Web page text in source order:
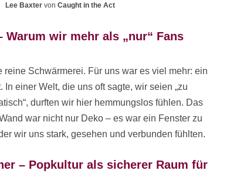
Lee Baxtervon Caught in the Act
Warum wir mehr als „nur“ Fans
reine Schwärmerei. Für uns war es viel mehr: ein
In einer Welt, die uns oft sagte, wir seien „zu
durften wir hier hemmungslos fühlen. Das
war nicht nur Deko – es war ein Fenster zu
wir uns stark, gesehen und verbunden fühlten.
– Popkultur als sicherer Raum für